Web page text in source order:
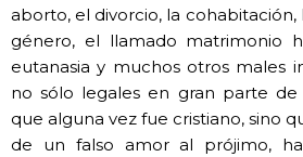
aborto, el divorcio, la cohabitación,
género, el llamado matrimonio
eutanasia y muchos otros males
no sólo legales en gran parte
que alguna vez fue cristiano, sino
de un falso amor al prójimo,